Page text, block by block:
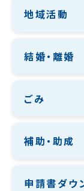
地域活動
結婚・離婚
ごみ
補助・助成
申請書ダウ